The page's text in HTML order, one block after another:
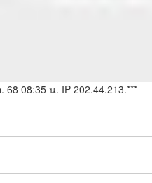
68 08:35 น. IP 202.44.213.***